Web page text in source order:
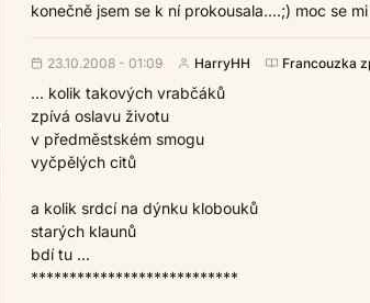
konečně jsem se k ní prokousala....;) moc se
23.10.2008 - 01:09 HarryHH Francouzka
... kolik takových vrabčáků
zpívá oslavu životu
v předměstském smogu
vyčpělých citů
a kolik srdcí na dýnku klobouků
starých klaunů
bdí tu ...
***************************